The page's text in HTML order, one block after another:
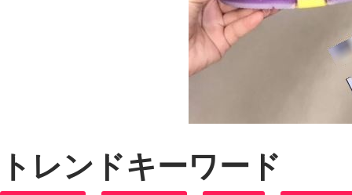
トレンドキーワード